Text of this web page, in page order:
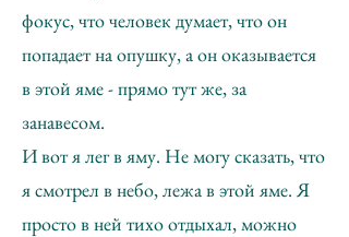
фокус, что человек думает, что он
попадает на опушку, а он оказывается
в этой яме - прямо тут же, за
занавесом.
И вот я лег в яму. Не могу сказать, что
я смотрел в небо, лежа в этой яме. Я
просто в ней тихо отдыхал, можно